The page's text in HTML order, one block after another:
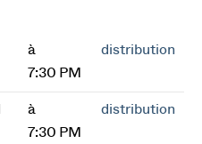
à
7:30 PM
distribution
à
7:30 PM
distribution